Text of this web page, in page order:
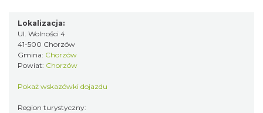
Lokalizacja:
Ul. Wolności 4
41-500 Chorzów
Gmina: Chorzów
Powiat: Chorzów
Pokaż wskazówki dojazdu
Region turystyczny: